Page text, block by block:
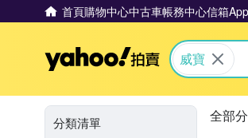
首頁購物中心中古車帳務中心信箱
Yahoo拍賣
威寶
分類清單